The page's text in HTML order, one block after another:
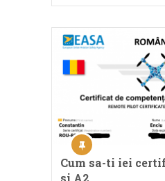
Cum sa-ti iei
si A2 …